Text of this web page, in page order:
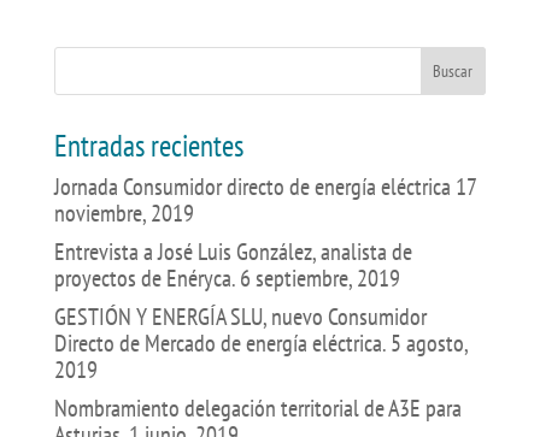
Entradas recientes
Jornada Consumidor directo de energía eléctrica 17
noviembre, 2019
Entrevista a José Luis González, analista de
proyectos de Enéryca. 6 septiembre, 2019
GESTIÓN Y ENERGÍA SLU, nuevo Consumidor
Directo de Mercado de energía eléctrica. 5 agosto,
2019
Nombramiento delegación territorial de A3E para